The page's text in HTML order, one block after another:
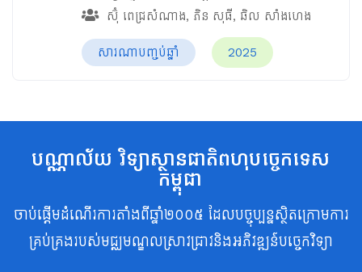
ស៊ុំ ពេជ្រសំណាង, ភិន សុធី, ឆិល សាំងហេង
សារណាបញ្ចប់ឆ្នាំ 2025
បណ្ណាល័យ វិទ្យាស្ថានជាតិពហុបច្ចេកទេស
កម្ពុជា
ចាប់ផ្តើមដំណើរការតាំងពីឆ្នាំ២០០៥ ដែលបច្ចុប្បន្នស្ថិតក្រោមការ
គ្រប់គ្រងរបស់មជ្ឈមណ្ឌលស្រាវជ្រាវនិងអភិវឌ្ឍន៍បច្ចេកវិទ្យា